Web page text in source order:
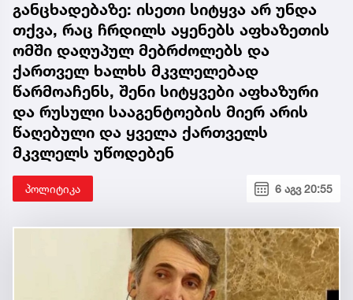
განცხადებაზე: ისეთი სიტყვა არ უნდა
თქვა, რაც ჩრდილს აყენებს აფხაზეთის
ომში დაღუპულ მებრძოლებს და
ქართველ ხალხს მკვლელებად
წარმოაჩენს, შენი სიტყვები აფხაზური
და რუსული სააგენტოების მიერ არის
წაღებული და ყველა ქართველს
მკვლელს უწოდებენ
პოლიტიკა 6 აგვ 20:55